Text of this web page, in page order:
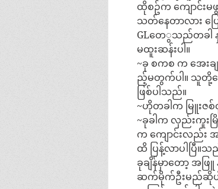
ထိုစဥ်က ကျောင်း
သတ်နေတာလား ပြ
GLတေွသည်တခ
မထူးဆန်းပါ။
~ခု စကစ က အေးခ
ည့်မတွက်ပါ။ သူတို့စေ
ဖြစ်ပါသည်။
~ဟိုတခါက မြူးဇစ်
~ခုခါက လှည်းကူး
က ကျောင်းလည်း
ထိ ပြန့်လာပါပြီ
ခုချိန်မှာတော့ အ
ဆက်မိုက်ဦးမည်ဆိုပ